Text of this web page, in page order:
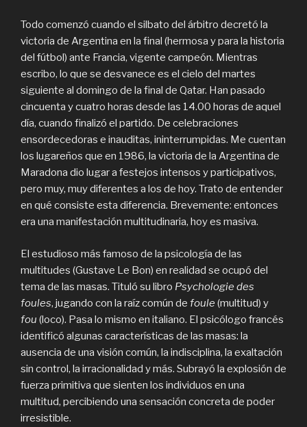
Todo comenzó cuando el silbato del árbitro decretó la
victoria de Argentina en la final (hermosa y para la historia
del fútbol) ante Francia, vigente campeón. Mientras
escribo, lo que se desvanece es el cielo del martes
siguiente al domingo de la final de Qatar. Han pasado
cincuenta y cuatro horas desde las 14.00 horas de aquel
día, cuando finalizó el partido. De celebraciones
ensordecedoras e inauditas, ininterrumpidas. Me cuentan
los lugareños que en 1986, la victoria de la Argentina de
Maradona dio lugar a festejos intensos y participativos,
pero muy, muy diferentes a los de hoy. Trato de entender
en qué consiste esta diferencia. Brevemente: entonces
era una manifestación multitudinaria, hoy es masiva.
El estudioso más famoso de la psicología de las
multitudes (Gustave Le Bon) en realidad se ocupó del
tema de las masas. Tituló su libro Psychologie des
foules, jugando con la raíz común de foule (multitud) y
fou (loco). Pasa lo mismo en italiano. El psicólogo francés
identificó algunas características de las masas: la
ausencia de una visión común, la indisciplina, la exaltación
sin control, la irracionalidad y más. Subrayó la explosión de
fuerza primitiva que sienten los individuos en una
multitud, percibiendo una sensación concreta de poder
irresistible.